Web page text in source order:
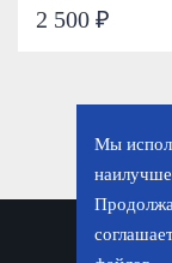
2 500 ₽
Мы